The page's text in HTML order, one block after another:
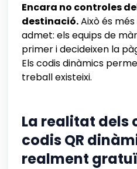
Encara no controles
destinació.Això és
admet: els equips de
primer i decideixen la
Els codis dinàmics
treball existeixi.
La realitat dels
codis QR
realment